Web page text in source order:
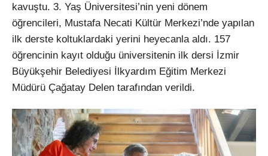
kavuştu. 3. Yaş Üniversitesi’nin yeni dönem
öğrencileri, Mustafa Necati Kültür Merkezi’nde yapılan
ilk derste koltuklardaki yerini heyecanla aldı. 157
öğrencinin kayıt olduğu üniversitenin ilk dersi İzmir
Büyükşehir Belediyesi İlkyardım Eğitim Merkezi
Müdürü Çağatay Delen tarafından verildi.